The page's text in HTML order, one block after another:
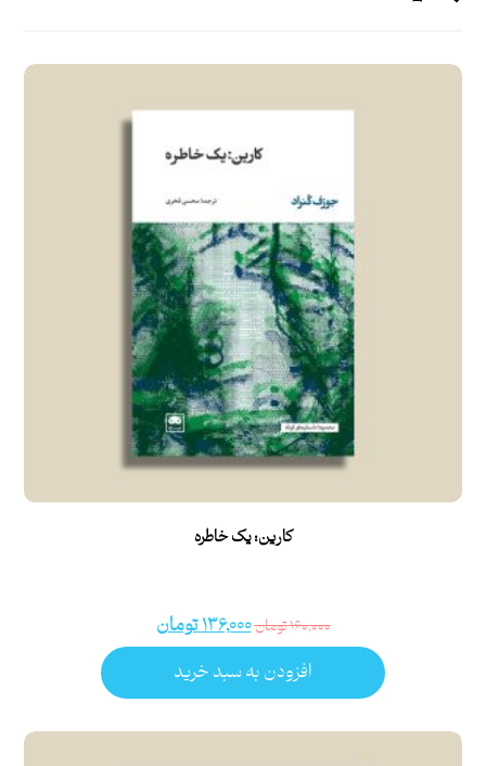
کارین: یک خاطره
۱۶۰,۰۰۰تومان۱۳۶,۰۰۰تومان
افزودن به سبد خرید